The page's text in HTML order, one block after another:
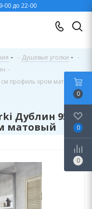
00 до 22-00
- Душевые уголки
-
-
см профиль хром матовый
Дублин 95x95
матовый
0
0
0